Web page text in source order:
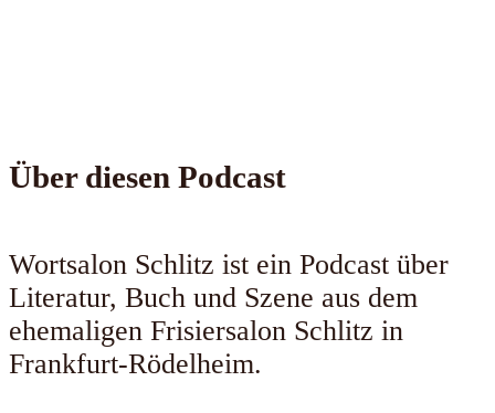
Über diesen Podcast
Wortsalon Schlitz ist ein Podcast über
Literatur, Buch und Szene aus dem
ehemaligen Frisiersalon Schlitz in
Frankfurt-Rödelheim.